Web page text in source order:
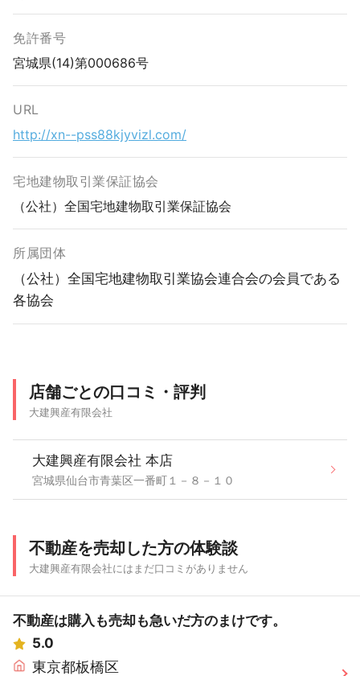
免許番号
宮城県(14)第000686号
URL
http://xn--pss88kjyvizl.com/
宅地建物取引業保証協会
（公社）全国宅地建物取引業保証協会
所属団体
（公社）全国宅地建物取引業協会連合会の会員である
各協会
店舗ごとの口コミ・評判
大建興産有限会社
大建興産有限会社 本店
宮城県仙台市青葉区一番町１－８－１０
不動産を売却した方の体験談
大建興産有限会社にはまだ口コミがありません
不動産は購入も売却も急いだ方のまけです。
5.0
東京都板橋区